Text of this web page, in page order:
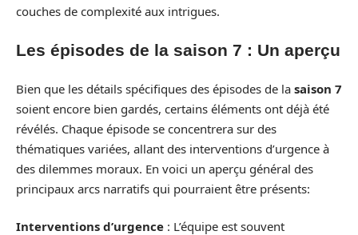
couches de complexité aux intrigues.
Les épisodes de la saison 7 : Un aperçu
Bien que les détails spécifiques des épisodes de la saison 7
soient encore bien gardés, certains éléments ont déjà été
révélés. Chaque épisode se concentrera sur des
thématiques variées, allant des interventions d’urgence à
des dilemmes moraux. En voici un aperçu général des
principaux arcs narratifs qui pourraient être présents:
Interventions d’urgence : L’équipe est souvent